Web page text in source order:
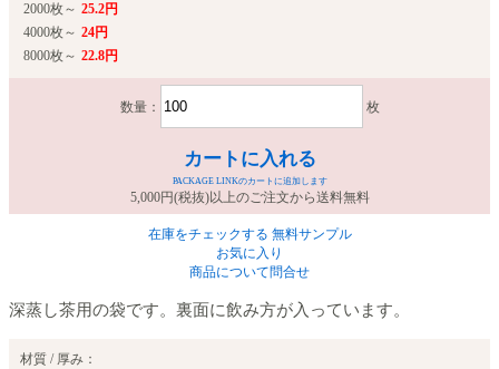
2000枚～ 25.2円
4000枚～ 24円
8000枚～ 22.8円
数量： 枚
カートに入れる
PACKAGE LINKのカートに追加します
5,000円(税抜)以上のご注文から送料無料
在庫をチェックする 無料サンプル
お気に入り
商品について問合せ
深蒸し茶用の袋です。裏面に飲み方が入っています。
材質 / 厚み：